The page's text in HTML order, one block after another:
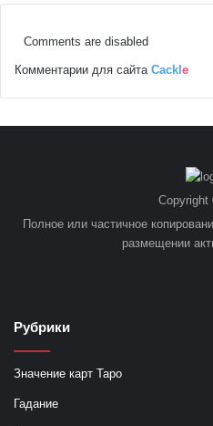
Comments are disabled
Комментарии для сайта Cackl e
Copyright
Полное или частичное
размещении
Рубрики
Значение карт Таро
Гадание